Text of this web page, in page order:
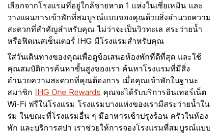
เลือกจากโรงแรมที่อยู่ใกล้ชายหาด 1 แห่งในเซี่ยเหมิน และ
วางแผนการเข้าพักที่สมบูรณ์แบบของคุณด้วยสิ่งอำนวยความ
สะดวกที่สำคัญสำหรับคุณ ไม่ว่าจะเป็นวิวทะเล สระว่ายน้ำ
หรือฟิตเนสเซ็นเตอร์ IHG มีโรงแรมสำหรับคุณ
ใส่วันเดินทางของคุณเพื่อดูข้อเสนอห้องพักที่ดีที่สุด และใช้
คุณสมบัติการค้นหาขั้นสูงของเรา ค้นหาโรงแรมที่มีสิ่ง
อำนวยความสะดวกที่คุณต้องการ เมื่อคุณเข้าพักในฐานะ
สมาชิก IHG One Rewards คุณจะได้รับบริการอินเทอร์เน็ต
Wi-Fi ฟรีในโรงแรม โรงแรมบางแห่งของเรามีสระว่ายน้ำใน
ร่ม ในขณะที่โรงแรมอื่น ๆ มีอาหารเช้าปรุงร้อน ครัวในห้อง
พัก และบริการสปา เราช่วยให้การจองโรงแรมที่สมบูรณ์แบบ